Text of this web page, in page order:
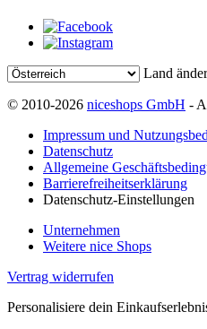
Land
© 2010-2026 niceshops GmbH -
Impressum und
Datenschutz
Allgemeine
Barrierefreiheitserklärung
Datenschutz-Einstellungen
Unternehmen
Weitere nice Shops
Vertrag widerrufen
Personalisiere dein